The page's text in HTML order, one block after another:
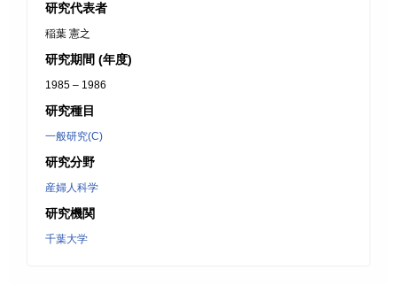
研究代表者
稲葉 憲之
研究期間 (年度)
1985 – 1986
研究種目
一般研究(C)
研究分野
産婦人科学
研究機関
千葉大学